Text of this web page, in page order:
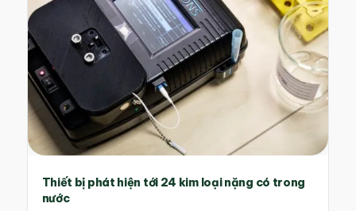
Thiết bị phát hiện tới 24 kim loại nặng có trong
nước